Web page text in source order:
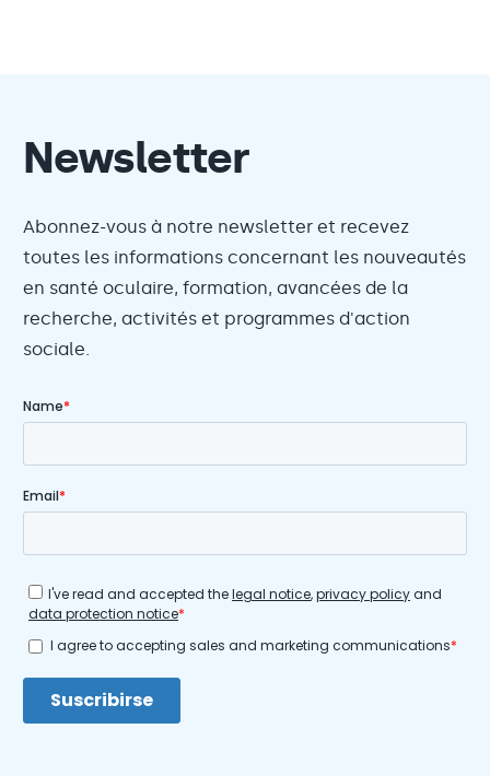
Newsletter
Abonnez-vous à notre newsletter et recevez
toutes les informations concernant les nouveautés
en santé oculaire, formation, avancées de la
recherche, activités et programmes d'action
sociale.